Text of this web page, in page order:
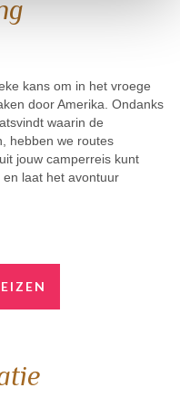
kans om in het vroege
door Amerika. Ondanks
waarin de
hebben we routes
jouw camperreis kunt
laat het avontuur